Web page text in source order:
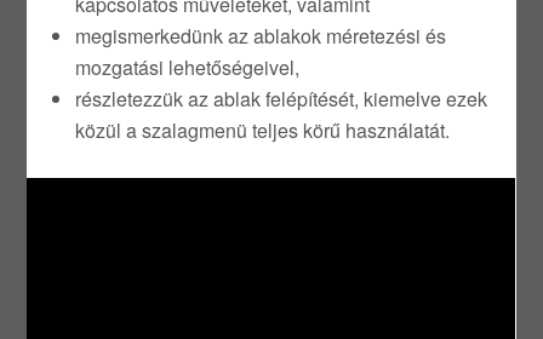
megismerkedünk az ablakok méretezési és
mozgatási lehetőségeivel,
részletezzük az ablak felépítését, kiemelve ezek
közül a szalagmenü teljes körű használatát.